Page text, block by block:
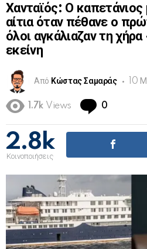
Χανταϊός: Ο καπετάνιος
αίτια όταν πέθανε ο
όλοι αγκάλιαζαν τη
εκείνη
Από Κώστας Σαμαράς 10
1.7k Views 0
2.8k
Κοινοποιήσεις